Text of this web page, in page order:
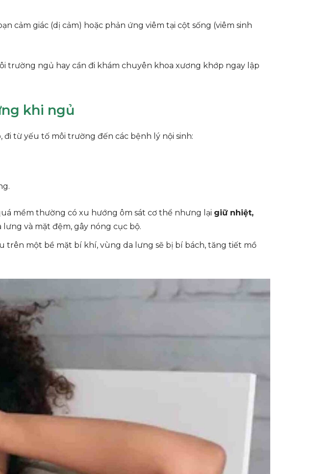
cảm giác (dị cảm) hoặc phản ứng viêm tại cột sống (viêm sinh
trường ngủ hay cần đi khám chuyên khoa xương khớp ngay lập
khi ngủ
từ yếu tố môi trường đến các bệnh lý nội sinh:
mềm thường có xu hướng ôm sát cơ thể nhưng lại giữ nhiệt,
lưng và mặt đệm, gây nóng cục bộ.
một bề mặt bí khí, vùng da lưng sẽ bị bí bách, tăng tiết mồ